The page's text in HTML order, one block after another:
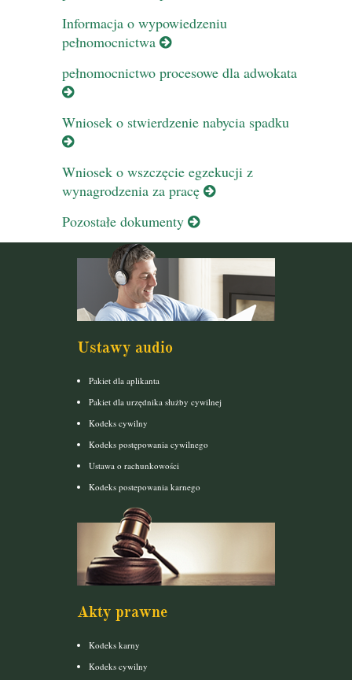
Informacja o wypowiedzeniu
pełnomocnictwa
pełnomocnictwo procesowe dla adwokata
Wniosek o stwierdzenie nabycia spadku
Wniosek o wszczęcie egzekucji z
wynagrodzenia za pracę
Pozostałe dokumenty
Ustawy audio
Pakiet dla aplikanta
Pakiet dla urzędnika służby cywilnej
Kodeks cywilny
Kodeks postępowania cywilnego
Ustawa o rachunkowości
Kodeks postepowania karnego
Akty prawne
Kodeks karny
Kodeks cywilny